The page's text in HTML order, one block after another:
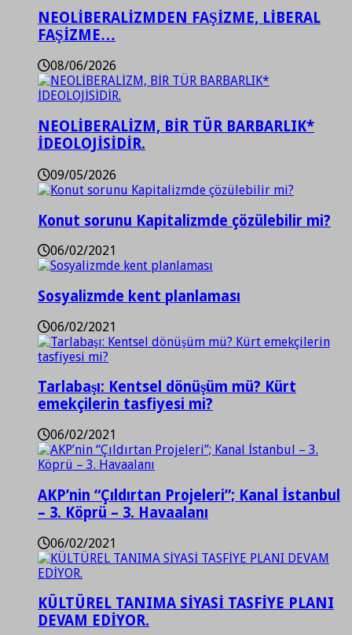
NEOLİBERALİZMDEN FAŞİZME, LİBERAL
FAŞİZME…
08/06/2026
NEOLİBERALİZM, BİR TÜR BARBARLIK*
İDEOLOJİSİDİR.
09/05/2026
Konut sorunu Kapitalizmde çözülebilir mi?
06/02/2021
Sosyalizmde kent planlaması
06/02/2021
Tarlabaşı: Kentsel dönüşüm mü? Kürt
emekçilerin tasfiyesi mi?
06/02/2021
AKP’nin “Çıldırtan Projeleri”; Kanal İstanbul
– 3. Köprü – 3. Havaalanı
06/02/2021
KÜLTÜREL TANIMA SİYASİ TASFİYE PLANI
DEVAM EDİYOR.